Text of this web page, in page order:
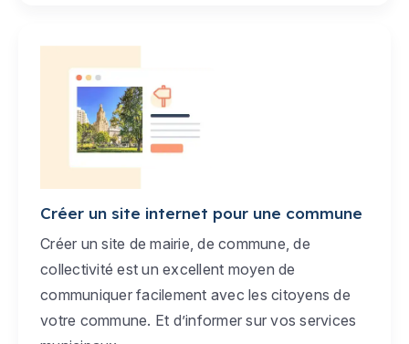
Créer un site internet pour une commune
Créer un site de mairie, de commune, de
collectivité est un excellent moyen de
communiquer facilement avec les citoyens de
votre commune. Et d’informer sur vos services